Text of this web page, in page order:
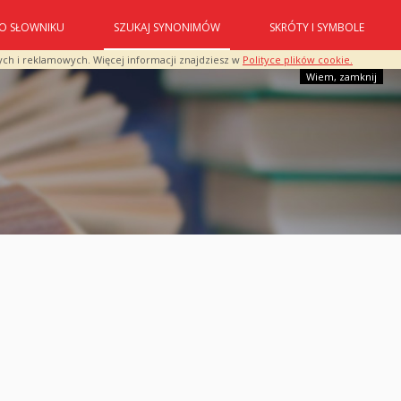
i reklamowych. Więcej informacji znajdziesz w Polityce plików cookie.
Wiem, zamknij
O SŁOWNIKU SZUKAJ SYNONIMÓW SKRÓTY I SYMBOLE